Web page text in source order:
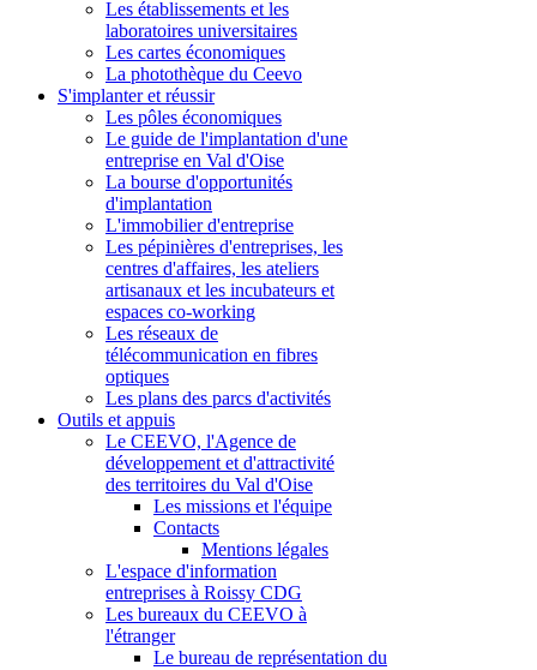
Les établissements et les
laboratoires universitaires
Les cartes économiques
La photothèque du Ceevo
S'implanter et réussir
Les pôles économiques
Le guide de l'implantation d'une
entreprise en Val d'Oise
La bourse d'opportunités
d'implantation
L'immobilier d'entreprise
Les pépinières d'entreprises, les
centres d'affaires, les ateliers
artisanaux et les incubateurs et
espaces co-working
Les réseaux de
télécommunication en fibres
optiques
Les plans des parcs d'activités
Outils et appuis
Le CEEVO, l'Agence de
développement et d'attractivité
des territoires du Val d'Oise
Les missions et l'équipe
Contacts
Mentions légales
L'espace d'information
entreprises à Roissy CDG
Les bureaux du CEEVO à
l'étranger
Le bureau de représentation du